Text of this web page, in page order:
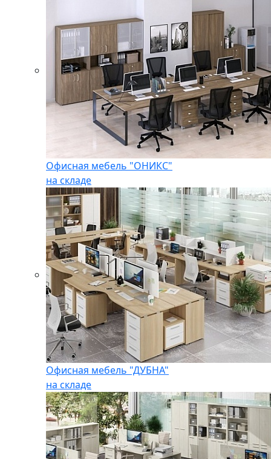
Офисная мебель "ОНИКС"
на складе
Офисная мебель "ДУБНА"
на складе